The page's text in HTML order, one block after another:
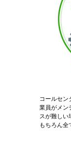
コールセン
業員がメン
スが難しい
もちろん全